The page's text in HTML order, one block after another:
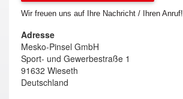
Wir freuen uns auf Ihre Nachricht / Ihren Anruf!
Adresse
Mesko-Pinsel GmbH
Sport- und Gewerbestraße 1
91632 Wieseth
Deutschland